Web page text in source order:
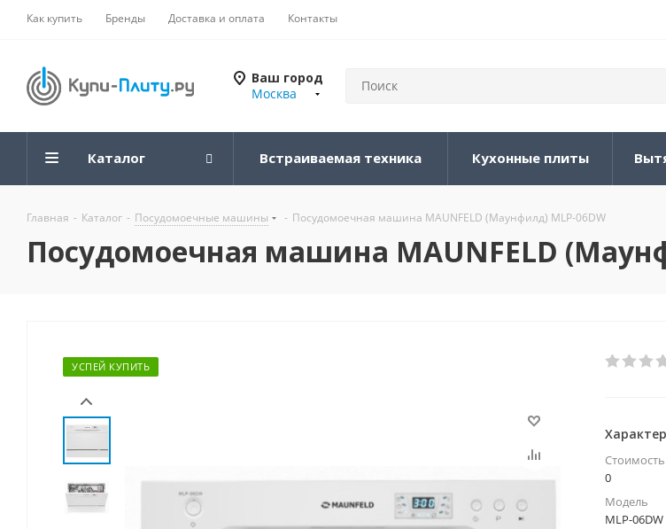
Как купить Бренды Доставка и оплата Контакты
Ваш город
Москва
Каталог Встраиваемая техника Кухонные плиты
Главная - Каталог - Посудомоечные машины - Посудомоечная машина MAUNFELD (Маунфилд) MLP-06DW
Посудомоечная машина MAUNFELD
УСПЕЙ КУПИТЬ
0
Модель
MLP-06DW